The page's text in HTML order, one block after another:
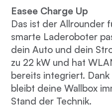
Easee Charge Up
Das ist der Allrounder
smarte Laderoboter
dein Auto und dein
zu 22 kW und hat
bereits integriert.
bleibt deine Wallbox
Stand der Technik.